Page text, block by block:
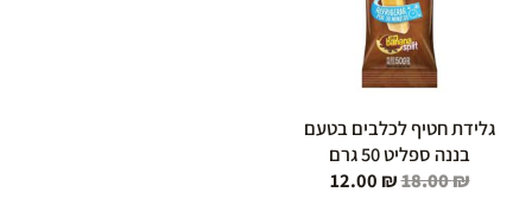
גלידת חטיף לכלבים בטעם
בננה ספליט 50 גרם
18.00₪
12.00 ₪